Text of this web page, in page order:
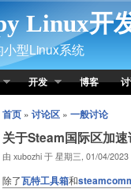
Linux开
型Linux系统
开发 博客
首页» 讨论区» 一般讨论
关于Steam国际区加
由 xubozhi 于 星期三, 01/04/
除了瓦特工具箱和